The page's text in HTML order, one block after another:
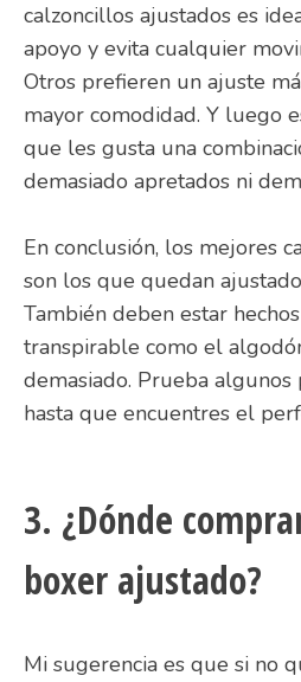
calzoncillos ajustados es
apoyo y evita cualquier
Otros prefieren un ajuste
mayor comodidad. Y luego
que les gusta una
demasiado apretados ni
En conclusión, los mejores
son los que quedan
También deben estar
transpirable como el
demasiado. Prueba
hasta que encuentres el
3. ¿Dónde
boxer ajustado?
Mi sugerencia es que si no